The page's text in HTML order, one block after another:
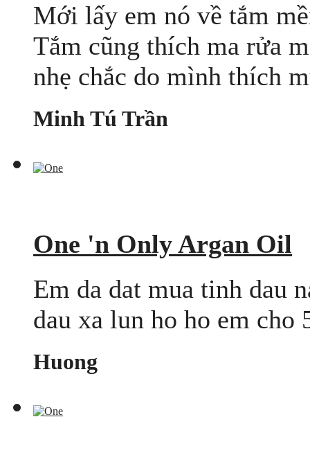
Mới lấy em nó về tắm
Tắm cũng thích ma rửa
nhẹ chắc do mình thích
Minh Tú Trần
One 'n Only Argan Oil
Em da dat mua tinh dau
dau xa lun ho ho em cho
Huong